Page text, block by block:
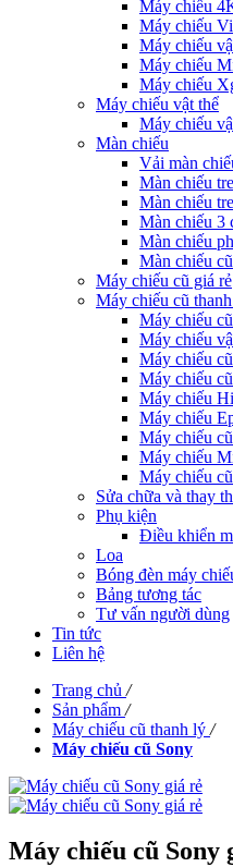
Máy chiếu
Máy chiếu
Máy chiếu
Máy chiếu
Máy chiếu
Máy chiếu vật thể
Máy chiếu
Màn chiếu
Vải màn
Màn chiếu
Màn chiếu
Màn chiếu 3
Màn chiếu
Màn chiếu cũ
Máy chiếu cũ giá rẻ
Máy chiếu cũ
Máy chiếu
Máy chiếu
Máy chiếu
Máy chiếu
Máy chiếu
Máy chiếu
Máy chiếu
Máy chiếu
Máy chiếu
Sửa chữa và thay
Phụ kiện
Điều khiển
Loa
Bóng đèn máy
Bảng tương tác
Tư vấn người dùng
Tin tức
Liên hệ
Trang chủ /
Sản phẩm /
Máy chiếu cũ thanh lý /
Máy chiếu cũ Sony
Máy chiếu cũ Sony